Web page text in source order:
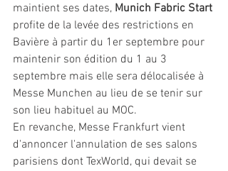
maintient ses dates, Munich Fabric Start
profite de la levée des restrictions en
Bavière à partir du 1er septembre pour
maintenir son édition du 1 au 3
septembre mais elle sera délocalisée à
Messe Munchen au lieu de se tenir sur
son lieu habituel au MOC.
En revanche, Messe Frankfurt vient
d'annoncer l'annulation de ses salons
parisiens dont TexWorld, qui devait se